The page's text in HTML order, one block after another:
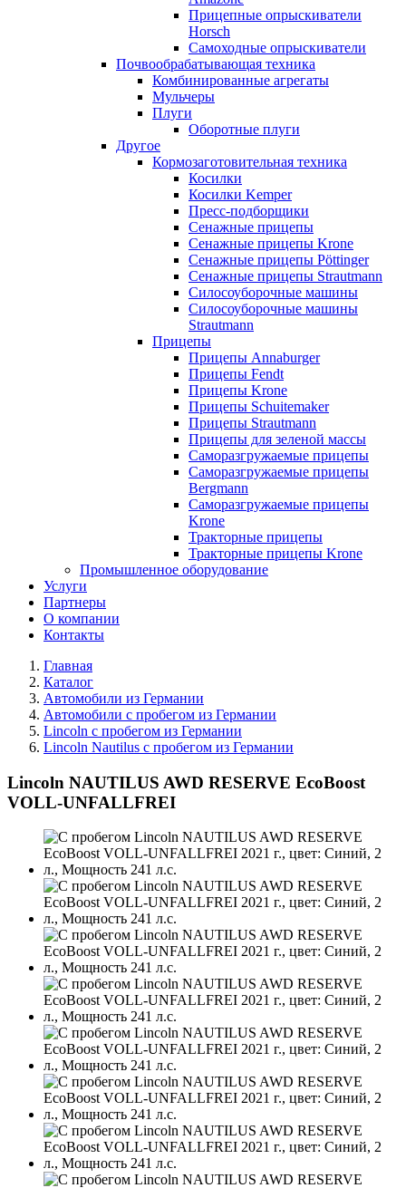
Прицепные опрыскиватели
Horsch
Самоходные опрыскиватели
Почвообрабатывающая техника
Комбинированные агрегаты
Мульчеры
Плуги
Оборотные плуги
Другое
Кормозаготовительная техника
Косилки
Косилки Kemper
Пресс-подборщики
Сенажные прицепы
Сенажные прицепы Krone
Сенажные прицепы Pöttinger
Сенажные прицепы Strautmann
Силосоуборочные машины
Силосоуборочные машины
Strautmann
Прицепы
Прицепы Annaburger
Прицепы Fendt
Прицепы Krone
Прицепы Schuitemaker
Прицепы Strautmann
Прицепы для зеленой массы
Саморазгружаемые прицепы
Саморазгружаемые прицепы
Bergmann
Саморазгружаемые прицепы
Krone
Тракторные прицепы
Тракторные прицепы Krone
Промышленное оборудование
Услуги
Партнеры
О компании
Контакты
Главная
Каталог
Автомобили из Германии
Автомобили с пробегом из Германии
Lincoln с пробегом из Германии
Lincoln Nautilus с пробегом из Германии
Lincoln NAUTILUS AWD RESERVE EcoBoost
VOLL-UNFALLFREI